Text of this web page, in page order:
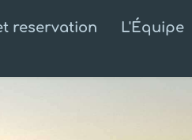
reservation
L'Équipe